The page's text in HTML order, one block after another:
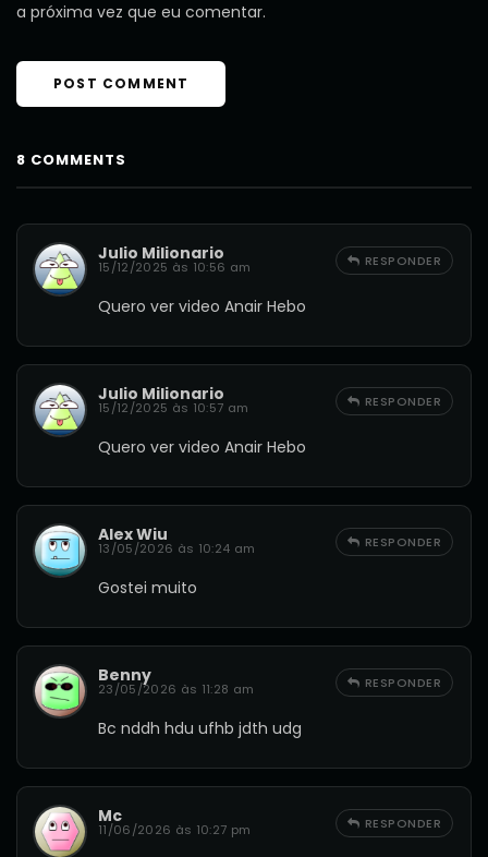
a próxima vez que eu comentar.
8 COMMENTS
Julio Milionario
15/12/2025 às 10:56 am
Quero ver video Anair Hebo
RESPONDER
Julio Milionario
15/12/2025 às 10:57 am
Quero ver video Anair Hebo
RESPONDER
Alex Wiu
13/05/2026 às 10:24 am
Gostei muito
RESPONDER
Benny
23/05/2026 às 11:28 am
Bc nddh hdu ufhb jdth udg
RESPONDER
Mc
11/06/2026 às 10:27 pm RESPONDER